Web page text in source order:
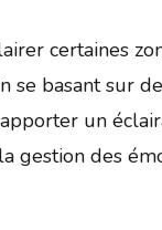
certaines
se basant sur
un
gestion des